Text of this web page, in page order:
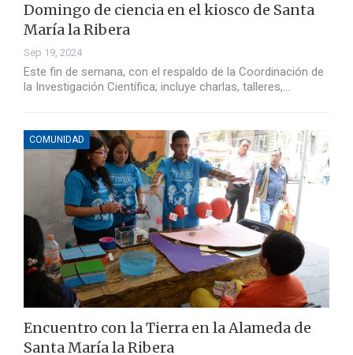
Domingo de ciencia en el kiosco de Santa
María la Ribera
Sep 19, 2024
Este fin de semana, con el respaldo de la Coordinación de
la Investigación Científica; incluye charlas, talleres,…
COMUNIDAD
Encuentro con la Tierra en la Alameda de
Santa María la Ribera